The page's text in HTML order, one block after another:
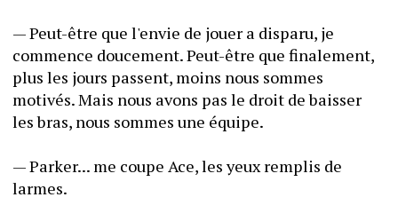
— Peut-être que l'envie de jouer a disparu, je
commence doucement. Peut-être que finalement,
plus les jours passent, moins nous sommes
motivés. Mais nous avons pas le droit de baisser
les bras, nous sommes une équipe.
— Parker... me coupe Ace, les yeux remplis de
larmes.